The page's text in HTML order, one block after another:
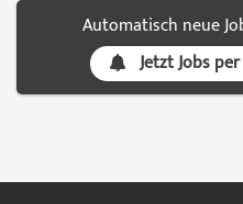
Automatisch neue
Jetzt Jobs